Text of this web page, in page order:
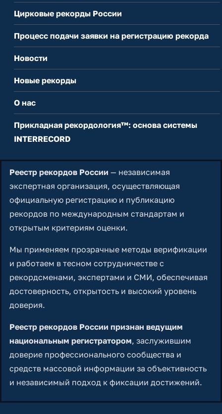
Цирковые рекорды России
Процесс подачи заявки на регистрацию рекорда
Новости
Новые рекорды
О нас
Прикладная рекордология™: основа системы
INTERRECORD
Реестр рекордов России — независимая
экспертная организация, осуществляющая
официальную регистрацию и публикацию
рекордов по международным стандартам и
открытым критериям оценки.
Мы применяем прозрачные методы верификации
и работаем в тесном сотрудничестве с
рекордсменами, экспертами и СМИ, обеспечивая
достоверность, открытость и высокий уровень
доверия.
Реестр рекордов России признан ведущим
национальным регистратором, заслужившим
доверие профессионального сообщества и
средств массовой информации за объективность
и независимый подход к фиксации достижений.